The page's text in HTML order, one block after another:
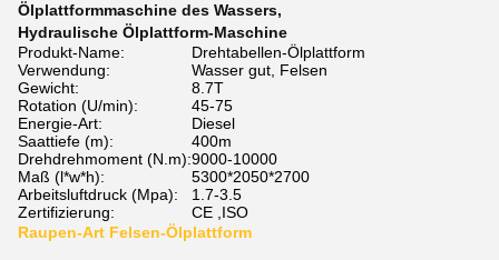
Ölplattformmaschine des Wassers,
Hydraulische Ölplattform-Maschine
Produkt-Name:
Drehtabellen-Ölplattform
Verwendung:
Wasser gut, Felsen
Gewicht:
8.7T
Rotation (U/min):
45-75
Energie-Art:
Diesel
Saattiefe (m):
400m
Drehdrehmoment (N.m):9000-10000
Maß (l*w*h):
5300*2050*2700
Arbeitsluftdruck (Mpa):
1.7-3.5
Zertifizierung:
CE ,ISO
Raupen-Art Felsen-Ölplattform